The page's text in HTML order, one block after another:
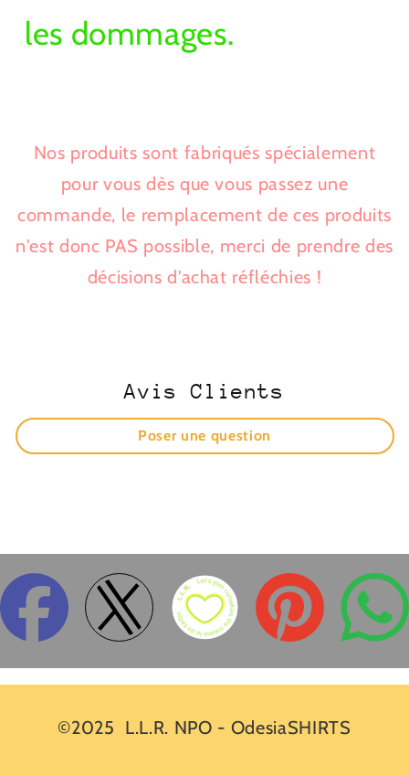
les dommages.
Nos produits sont fabriqués spécialement
pour vous dès que vous passez une
commande, le remplacement de ces produits
n'est donc PAS possible, merci de prendre des
décisions d'achat réfléchies !
Avis Clients
Poser une question
©2025 L.L.R. NPO - OdesiaSHIRTS